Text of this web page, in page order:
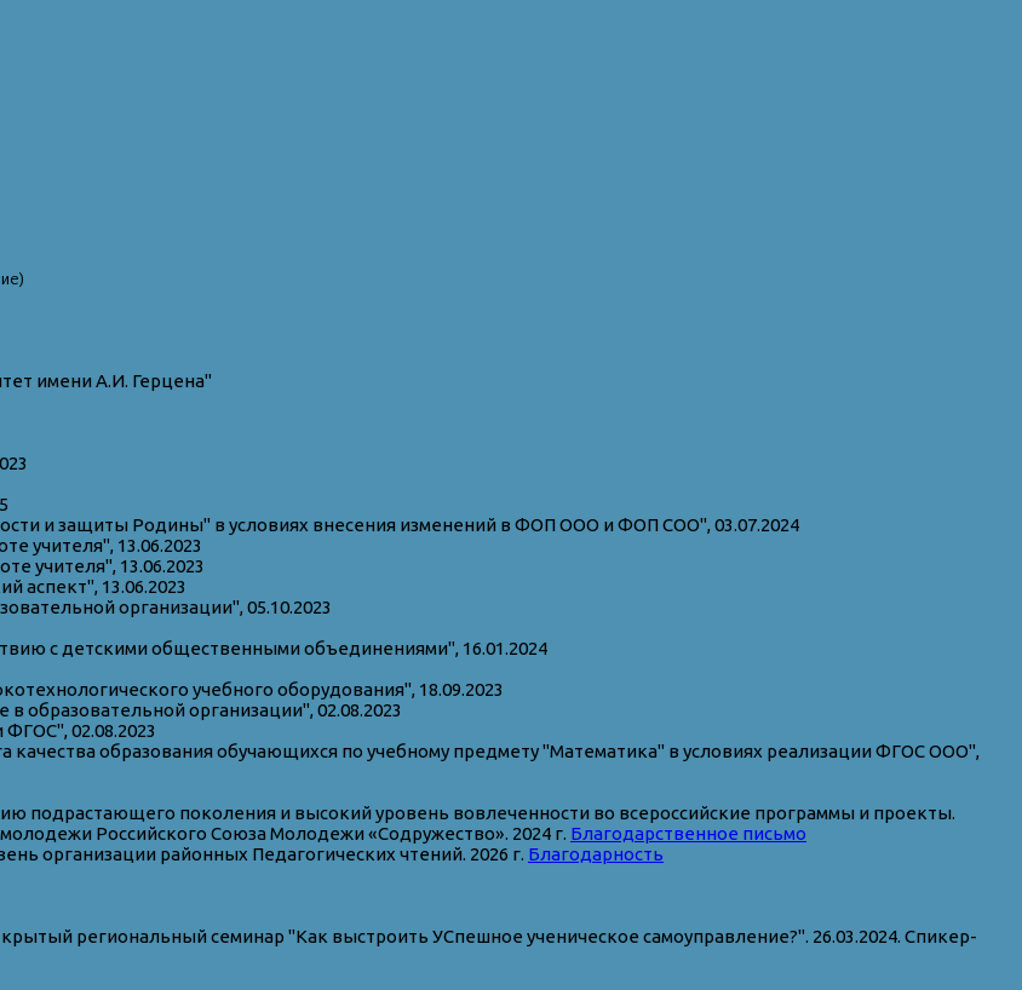
имени А.И. Герцена"
и защиты Родины" в условиях внесения изменений в ФОП ООО и ФОП СОО", 03.07.2024
учителя", 13.06.2023
учителя", 13.06.2023
аспект", 13.06.2023
организации", 05.10.2023
с детскими общественными объединениями", 16.01.2024
учебного оборудования", 18.09.2023
образовательной организации", 02.08.2023
02.08.2023
образования обучающихся по учебному предмету "Математика" в условиях реализации ФГОС ООО",
подрастающего поколения и высокий уровень вовлеченности во всероссийские программы и проекты.
Российского Союза Молодежи «Содружество». 2024 г. Благодарственное письмо
организации районных Педагогических чтений. 2026 г. Благодарность
региональный семинар "Как выстроить УСпешное ученическое самоуправление?". 26.03.2024. Спикер-